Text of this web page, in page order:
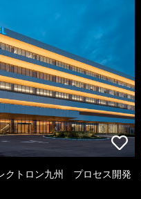
クトロン九州 プロセス開発